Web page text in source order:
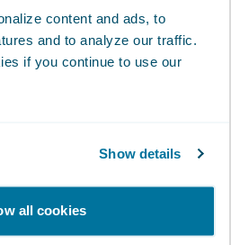
content and ads, to
and to analyze our traffic.
if you continue to use our
Show details
all cookies
werden, wenn
oder um auf ein
Eigene
in Soft- und
eine nutzungsabhängige
in der IT und im